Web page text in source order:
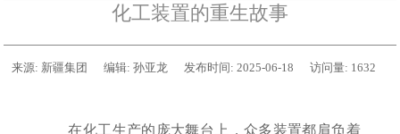
化工装置的重生故事
来源: 新疆集团 编辑: 孙亚龙 发布时间: 2025-06-18 访问量: 1632
在化工生产的庞大舞台上，众多装置都肩负着